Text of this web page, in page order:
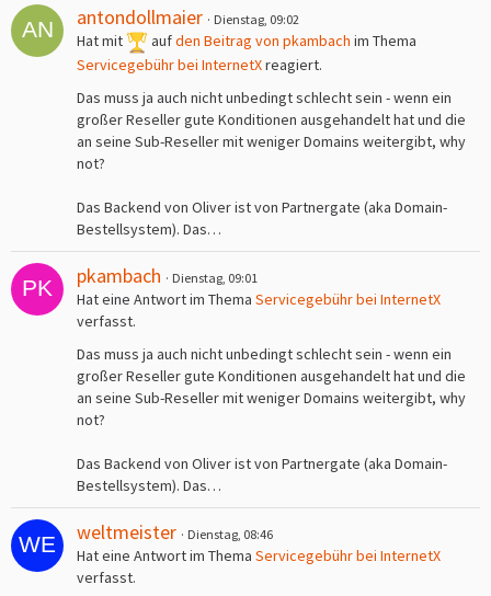
antondollmaier Dienstag, 09:02
Hat mit aufden Beitrag von pkambach im Thema
Servicegebühr bei InternetXreagiert.
Das muss ja auch nicht unbedingt schlecht sein - wenn ein
großer Reseller gute Konditionen ausgehandelt hat und die
an seine Sub-Reseller mit weniger Domains weitergibt, why
not?
Das Backend von Oliver ist von Partnergate (aka Domain-
Bestellsystem). Das…
pkambach Dienstag, 09:01
Hat eine Antwort im Thema Servicegebühr bei InternetX
verfasst.
Das muss ja auch nicht unbedingt schlecht sein - wenn ein
großer Reseller gute Konditionen ausgehandelt hat und die
an seine Sub-Reseller mit weniger Domains weitergibt, why
not?
Das Backend von Oliver ist von Partnergate (aka Domain-
Bestellsystem). Das…
weltmeister Dienstag, 08:46
Hat eine Antwort im Thema Servicegebühr bei InternetX
verfasst.